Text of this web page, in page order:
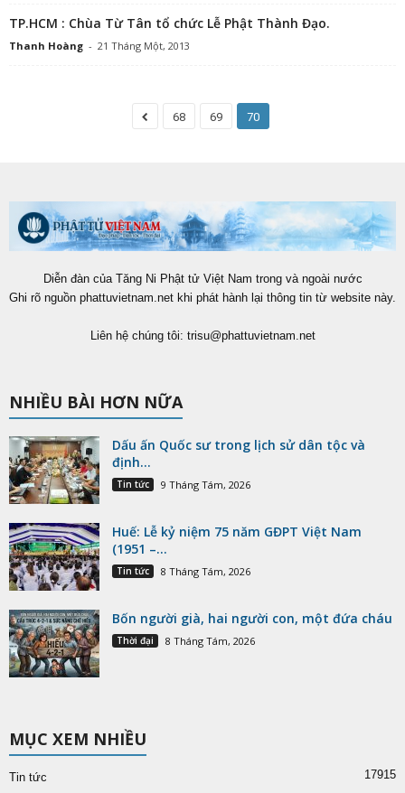
TP.HCM : Chùa Từ Tân tổ chức Lễ Phật Thành Đạo.
Thanh Hoàng - 21 Tháng Một, 2013
68 69 70
Diễn đàn của Tăng Ni Phật tử Việt Nam trong và ngoài nước
Ghi rõ nguồn phattuvietnam.net khi phát hành lại thông tin từ website này.
Liên hệ chúng tôi: trisu@phattuvietnam.net
NHIỀU BÀI HƠN NỮA
Dấu ấn Quốc sư trong lịch sử dân tộc và
định...
Tin tức 9 Tháng Tám, 2026
Huế: Lễ kỷ niệm 75 năm GĐPT Việt Nam
(1951 –...
Tin tức 8 Tháng Tám, 2026
Bốn người già, hai người con, một đứa cháu
Thời đại 8 Tháng Tám, 2026
MỤC XEM NHIỀU
Tin tức 17915